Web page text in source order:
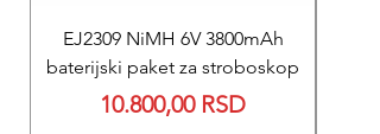
EJ2309 NiMH 6V 3800mAh
baterijski paket za stroboskop
Price
10.800,00 RSD